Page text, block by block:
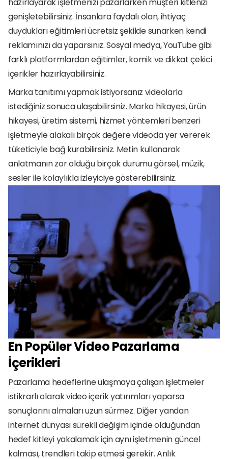
genişletebilirsiniz. İnsanlara faydalı olan, ihtiyaç
duydukları eğitimleri ücretsiz şekilde sunarken kendi
reklamınızı da yaparsınız. Sosyal medya, YouTube gibi
farklı platformlardan eğitimler, komik ve dikkat çekici
içerikler hazırlayabilirsiniz.
Marka tanıtımı yapmak istiyorsanız videolarla
istediğiniz sonuca ulaşabilirsiniz. Marka hikayesi, ürün
hikayesi, üretim sistemi, hizmet yöntemleri benzeri
işletmeyle alakalı birçok değere videoda yer vererek
tüketiciyle bağ kurabilirsiniz. Metin kullanarak
anlatmanın zor olduğu birçok durumu görsel, müzik,
sesler ile kolaylıkla izleyiciye gösterebilirsiniz.
En Popüler Video Pazarlama
İçerikleri
Pazarlama hedeflerine ulaşmaya çalışan işletmeler
istikrarlı olarak video içerik yatırımları yaparsa
sonuçlarını almaları uzun sürmez. Diğer yandan
internet dünyası sürekli değişim içinde olduğundan
hedef kitleyi yakalamak için aynı işletmenin güncel
kalması, trendleri takip etmesi gerekir. Anlık